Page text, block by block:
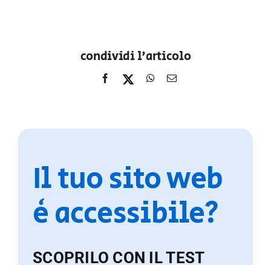
condividi l'articolo
Il tuo sito web
è accessibile?
SCOPRILO CON IL TEST